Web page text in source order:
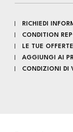
RICHIEDI
CONDITION
LE TUE OFFERTE
AGGIUNGI AI
CONDIZIONI DI